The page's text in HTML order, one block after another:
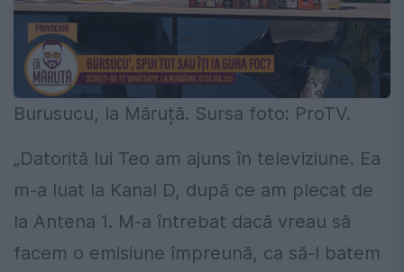
Burusucu, la Măruță. Sursa foto: ProTV.
„Datorită lui Teo am ajuns în televiziune. Ea
m-a luat la Kanal D, după ce am plecat de
la Antena 1. M-a întrebat dacă vreau să
facem o emisiune împreună, ca să-l batem